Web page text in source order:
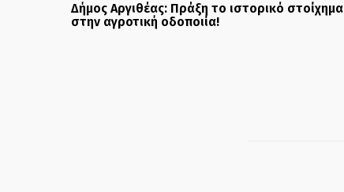
Δήμος Αργιθέας: Πράξη το ιστορικό στοίχημα
στην αγροτική οδοποιία!